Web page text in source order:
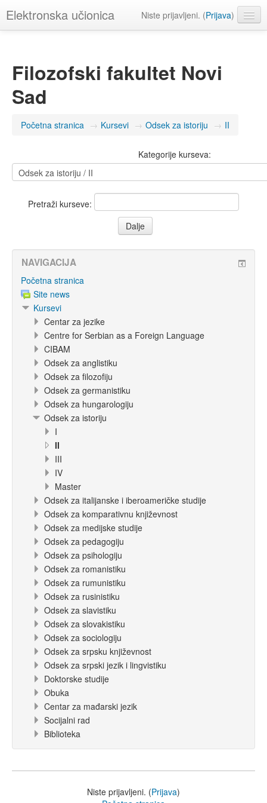
Elektronska učionica Niste prijavljeni. (Prijava)
Filozofski fakultet Novi
Sad
Početna stranica → Kursevi → Odsek za istoriju → II
Kategorije kurseva:
Pretraži kurseve:
NAVIGACIJA
Početna stranica
Site news
Kursevi
Centar za jezike
Centre for Serbian as a Foreign Language
CIBAM
Odsek za anglistiku
Odsek za filozofiju
Odsek za germanistiku
Odsek za hungarologiju
Odsek za istoriju
I
II
III
IV
Master
Odsek za italijanske i iberoameričke studije
Odsek za komparativnu književnost
Odsek za medijske studije
Odsek za pedagogiju
Odsek za psihologiju
Odsek za romanistiku
Odsek za rumunistiku
Odsek za rusinistiku
Odsek za slavistiku
Odsek za slovakistiku
Odsek za sociologiju
Odsek za srpsku književnost
Odsek za srpski jezik i lingvistiku
Doktorske studije
Obuka
Centar za mađarski jezik
Socijalni rad
Biblioteka
Niste prijavljeni. (Prijava)